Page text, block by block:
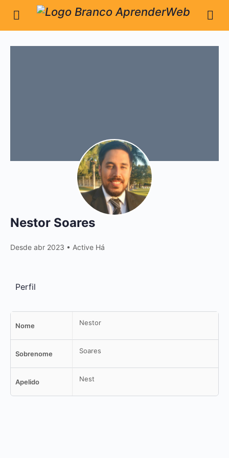
Nestor Soares
Desde abr 2023 • Active Há
Perfil
Nome Nestor
Sobrenome Soares
Apelido Nest